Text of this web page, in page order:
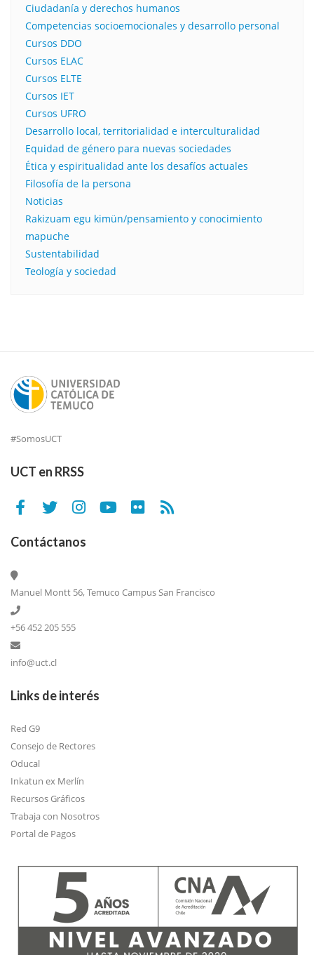
Ciudadanía y derechos humanos
Competencias socioemocionales y desarrollo personal
Cursos DDO
Cursos ELAC
Cursos ELTE
Cursos IET
Cursos UFRO
Desarrollo local, territorialidad e interculturalidad
Equidad de género para nuevas sociedades
Ética y espiritualidad ante los desafíos actuales
Filosofía de la persona​
Noticias
Rakizuam egu kimün/pensamiento y conocimiento
mapuche
Sustentabilidad
Teología y sociedad
#SomosUCT
UCT en RRSS
Contáctanos
Manuel Montt 56, Temuco Campus San Francisco
+56 452 205 555
info@uct.cl
Links de interés
Red G9
Consejo de Rectores
Oducal
Inkatun ex Merlín
Recursos Gráficos
Trabaja con Nosotros
Portal de Pagos